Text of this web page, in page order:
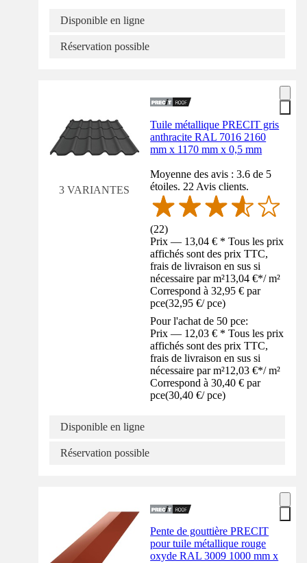
Disponible en ligne
Réservation possible
3 VARIANTES
Tuile métallique PRECIT gris
anthracite RAL 7016 2160
mm x 1170 mm x 0,5 mm
Moyenne des avis : 3.6 de 5
étoiles. 22 Avis clients.
(22)
Prix — 13,04 € * Tous les prix
affichés sont des prix TTC,
frais de livraison en sus si
nécessaire par m²13,04 €*/ m²
Correspond à 32,95 € par
pce(32,95 €/ pce)
Pour l'achat de 50 pce:
Prix — 12,03 € * Tous les prix
affichés sont des prix TTC,
frais de livraison en sus si
nécessaire par m²12,03 €*/ m²
Correspond à 30,40 € par
pce(30,40 €/ pce)
Disponible en ligne
Réservation possible
Pente de gouttière PRECIT
pour tuile métallique rouge
oxyde RAL 3009 1000 mm x